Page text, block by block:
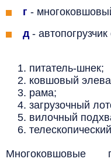
г -
д -
питатель-шнек;
ковшовый
рама;
загрузочный
вилочный
Многоковшовые